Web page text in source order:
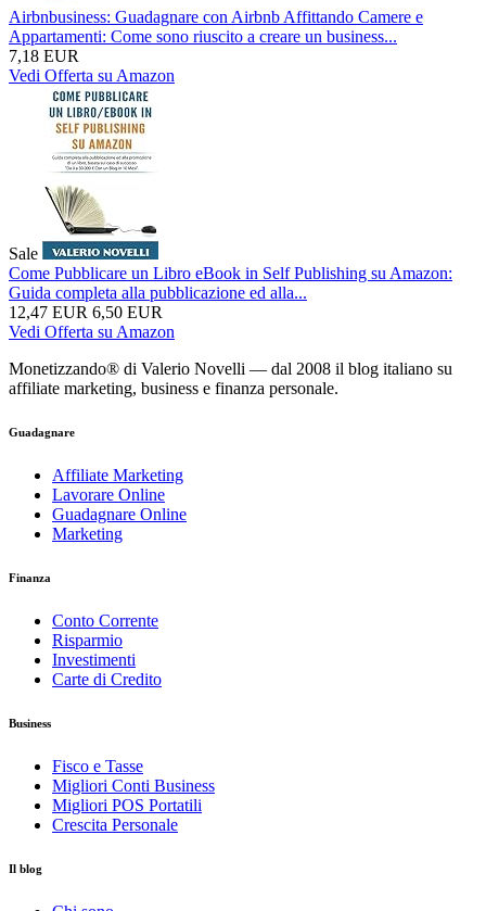
Airbnbusiness: Guadagnare con Airbnb Affittando Camere e
Appartamenti: Come sono riuscito a creare un business...
7,18 EUR
Vedi Offerta su Amazon
Sale
Come Pubblicare un Libro eBook in Self Publishing su Amazon:
Guida completa alla pubblicazione ed alla...
12,47 EUR 6,50 EUR
Vedi Offerta su Amazon
Monetizzando® di Valerio Novelli — dal 2008 il blog italiano su
affiliate marketing, business e finanza personale.
Guadagnare
Affiliate Marketing
Lavorare Online
Guadagnare Online
Marketing
Finanza
Conto Corrente
Risparmio
Investimenti
Carte di Credito
Business
Fisco e Tasse
Migliori Conti Business
Migliori POS Portatili
Crescita Personale
Il blog